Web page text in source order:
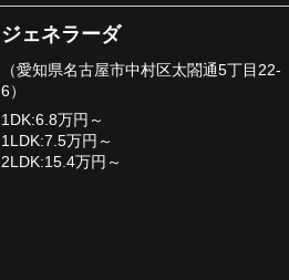
ジェネラーダ
（愛知県名古屋市中村区太閤通5丁目22-
6）
1DK:6.8万円～
1LDK:7.5万円～
2LDK:15.4万円～